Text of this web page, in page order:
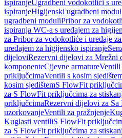
ispiranjeUgradbeni vodokotlići s
ispiranjeHigijenski ugradbeni
ugradbeni moduliPribor za
ispiranja WC-a s uređajem za
za Pribor za vodokotliće i uređaje
uređajem za higijensko ispiranje
dijeloviRezervni dijelovi za Mrežni
komponenteCijevne armatureVentili
priključcimaVentili s kosim
kosim sjedištemS FlowFit
za S FlowFit priključcima za
priključcimaRezervni dijelovi za
uzorkovanjeVentili za pražnjenje
Kuglasti ventiliS FlowFit
za S FlowFit priključcima za